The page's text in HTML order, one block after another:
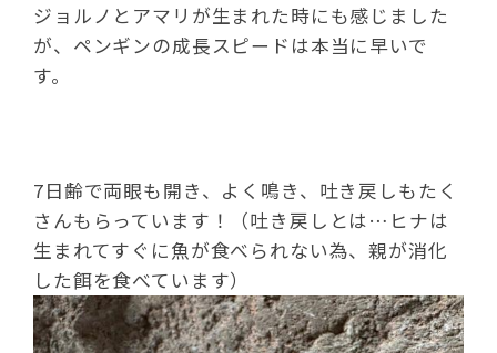
ジョルノとアマリが生まれた時にも感じました
が、ペンギンの成長スピードは本当に早いで
す。
7日齢で両眼も開き、よく鳴き、吐き戻しもたく
さんもらっています！（吐き戻しとは…ヒナは
生まれてすぐに魚が食べられない為、親が消化
した餌を食べています）